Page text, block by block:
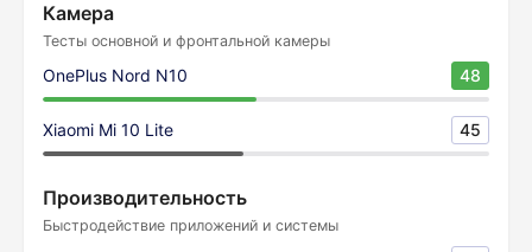
Камера
Тесты основной и фронтальной камеры
OnePlus Nord N10 48
Xiaomi Mi 10 Lite 45
Производительность
Быстродействие приложений и системы